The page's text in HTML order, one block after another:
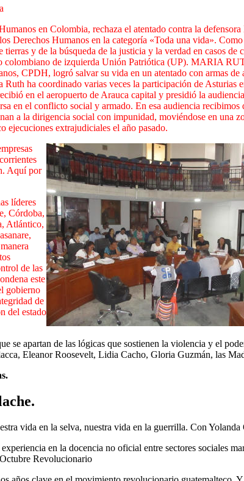
en Colombia, rechaza el atentado contra la
Derechos Humanos en la categoría «Toda una vida». Como
y de la búsqueda de la justicia y la verdad en casos de
de izquierda Unión Patriótica (UP). MARIA
CPDH, logró salvar su vida en un atentado con armas de
Ruth ha coordinado varias veces la participación de Asturias
en el aeropuerto de Arauca capital y presidió la
en el conflicto social y armado. En esa audiencia recibimos
a la dirigencia social con impunidad, moviéndose en una
ejecuciones extrajudiciales el año pasado.
Aquí por
líderes
Córdoba,
Atlántico,
de las
este
gobierno
de
del estado
se apartan de las lógicas que sostienen la violencia y el
Eleanor Roosevelt, Lidia Cacho, Gloria Guzmán, las
vida en la selva, nuestra vida en la guerrilla. Con Yolanda
en la docencia no oficial entre sectores sociales
Revolucionario